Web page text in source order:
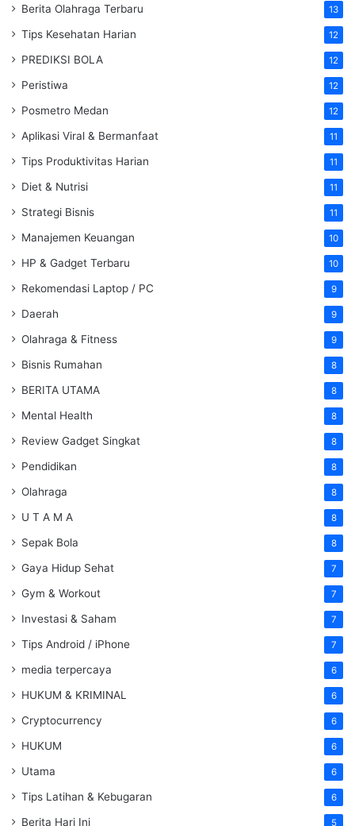
Berita Olahraga Terbaru 13
Tips Kesehatan Harian 12
PREDIKSI BOLA 12
Peristiwa 12
Posmetro Medan 12
Aplikasi Viral & Bermanfaat 11
Tips Produktivitas Harian 11
Diet & Nutrisi 11
Strategi Bisnis 11
Manajemen Keuangan 10
HP & Gadget Terbaru 10
Rekomendasi Laptop / PC 9
Daerah 9
Olahraga & Fitness 9
Bisnis Rumahan 8
BERITA UTAMA 8
Mental Health 8
Review Gadget Singkat 8
Pendidikan 8
Olahraga 8
U T A M A 8
Sepak Bola 8
Gaya Hidup Sehat 7
Gym & Workout 7
Investasi & Saham 7
Tips Android / iPhone 7
media terpercaya 6
HUKUM & KRIMINAL 6
Cryptocurrency 6
HUKUM 6
Utama 6
Tips Latihan & Kebugaran 6
Berita Hari Ini 5